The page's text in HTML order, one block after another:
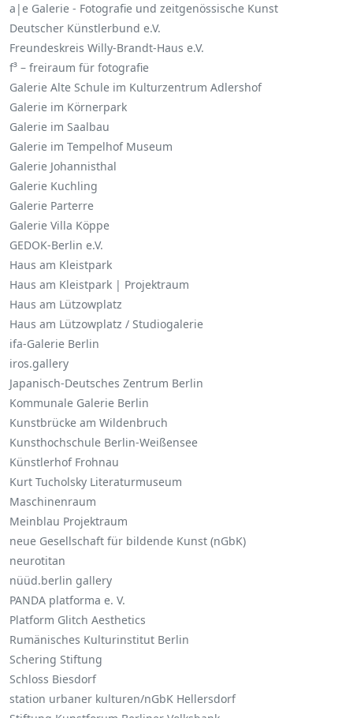
a|e Galerie - Fotografie und zeitgenössische Kunst
Deutscher Künstlerbund e.V.
Freundeskreis Willy-Brandt-Haus e.V.
f³ – freiraum für fotografie
Galerie Alte Schule im Kulturzentrum Adlershof
Galerie im Körnerpark
Galerie im Saalbau
Galerie im Tempelhof Museum
Galerie Johannisthal
Galerie Kuchling
Galerie Parterre
Galerie Villa Köppe
GEDOK-Berlin e.V.
Haus am Kleistpark
Haus am Kleistpark | Projektraum
Haus am Lützowplatz
Haus am Lützowplatz / Studiogalerie
ifa-Galerie Berlin
iros.gallery
Japanisch-Deutsches Zentrum Berlin
Kommunale Galerie Berlin
Kunstbrücke am Wildenbruch
Kunsthochschule Berlin-Weißensee
Künstlerhof Frohnau
Kurt Tucholsky Literaturmuseum
Maschinenraum
Meinblau Projektraum
neue Gesellschaft für bildende Kunst (nGbK)
neurotitan
nüüd.berlin gallery
PANDA platforma e. V.
Platform Glitch Aesthetics
Rumänisches Kulturinstitut Berlin
Schering Stiftung
Schloss Biesdorf
station urbaner kulturen/nGbK Hellersdorf